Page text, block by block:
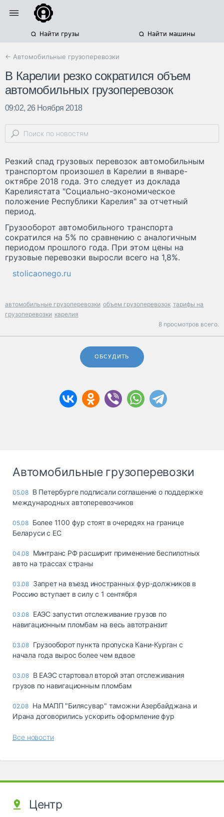
Найти грузы Найти машины
← Автомобильные грузоперевозки
В Карелии резко сократился объем
автомобильных грузоперевозок
09:02, 26 Ноября 2018
Резкий спад грузовых перевозок автомобильным
транспортом произошел в Карелии в январе-
октябре 2018 года. Это следует из доклада
Карелиястата "Социально-экономическое
положение Республики Карелия" за отчетный
период.
Грузооборот автомобильного транспорта
сократился на 5% по сравнению с аналогичным
периодом прошлого года. При этом цены на
грузовые перевозки выросли всего на 1,8%.
stolicaonego.ru
автомобильные грузоперевозки объем грузоперевозок тарифы на
грузоперевозки карелия
8 просмотров всего.
ОБСУДИТЬ
Автомобильные грузоперевозки
05.08 В Петербурге подписали соглашение о поддержке
международных автоперевозчиков
05.08 Более 1100 фур стоят в очередях на границе
Беларуси с ЕС
04.08 Минтранс РФ расширит применение беспилотных
авто на трассах страны
03.08 Запрет на въезд иностранных фур-должников в
Россию вступает в силу с 1 сентября
03.08 ЕАЭС запустил отслеживание грузов по
навигационным пломбам на весь автотранзит
03.08 Грузооборот пункта пропуска Кани-Курган с
начала года вырос более чем вдвое
03.08 В ЕАЭС стартовал второй этап отслеживания
грузов по навигационным пломбам
02.08 На МАПП "Билясувар" таможни Азербайджана и
Ирана договорились ускорить оформление фур
Все новости
Центр